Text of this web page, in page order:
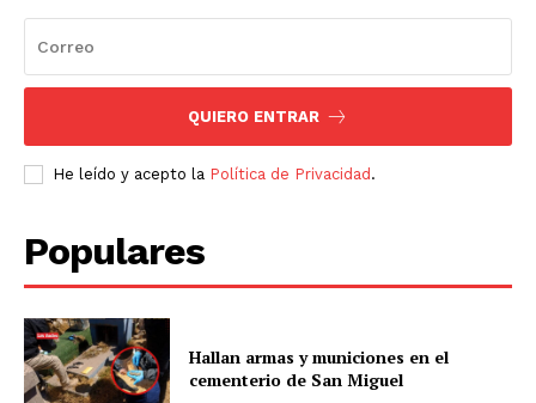
QUIERO ENTRAR
He leído y acepto la Política de Privacidad.
Populares
Hallan armas y municiones en el
cementerio de San Miguel